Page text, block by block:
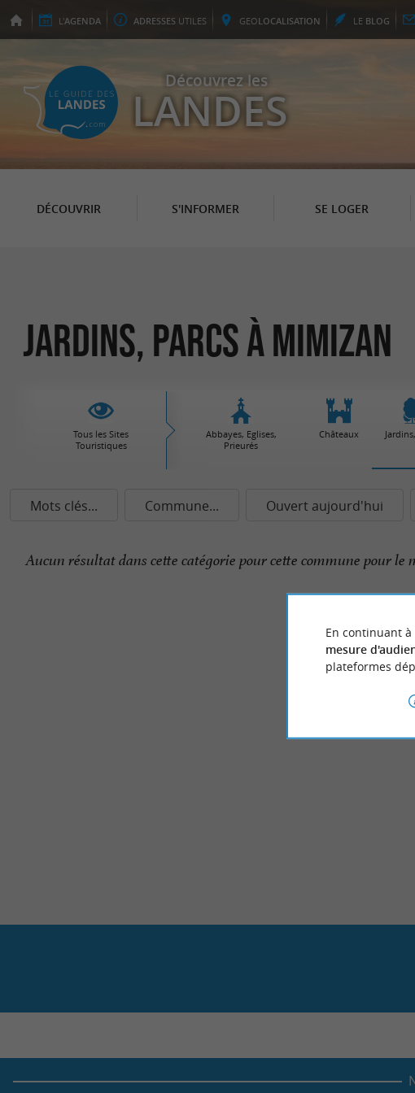
L'AGENDA ADRESSES UTILES GEOLOCALISATION LE BLOG
Découvrez les
LANDES
DÉCOUVRIR S'INFORMER SE LOGER
Jardins, Parcs à Mimizan
Tous les Sites
Touristiques
Abbayes, Eglises,
Prieurés
Châteaux
Mots clés... Commune... Ouvert aujourd'hui
Aucun résultat dans cette catégorie pour cette commune pour le
En continuant
mesure
plateformes